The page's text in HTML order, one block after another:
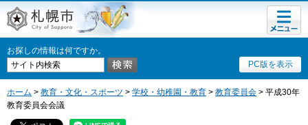
札幌市
お探しの情報は何ですか。
PC版を表示
メニュ
ー
ホーム > 教育・文化・スポーツ > 学校・幼稚園・教育 > 教育委員会 > 平成30年
教育委員会会議